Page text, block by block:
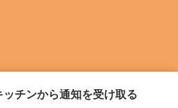
ッチンから通知を受け取る